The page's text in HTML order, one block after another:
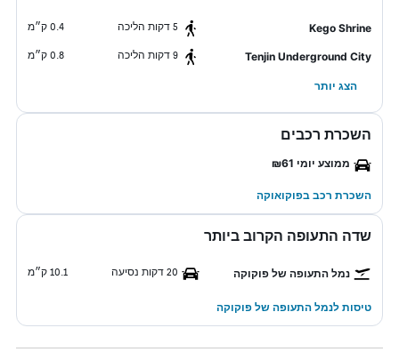
Kego Shrine 5 דקות הליכה 0.4 ק״מ
Tenjin Underground City 9 דקות הליכה 0.8 ק״מ
הצג יותר
השכרת רכבים
ממוצע יומי ₪61
השכרת רכב בפוקואוקה
שדה התעופה הקרוב ביותר
נמל התעופה של פוקוקה 20 דקות נסיעה 10.1 ק״מ
טיסות לנמל התעופה של פוקוקה